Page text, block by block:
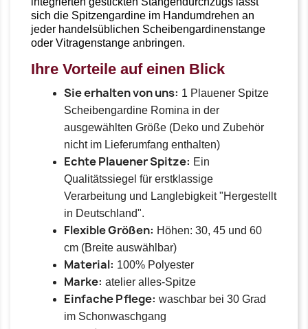
sich die Spitzengardine im Handumdrehen an
jeder handelsüblichen Scheibengardinenstange
oder Vitragenstange anbringen.
Ihre Vorteile auf einen Blick
Sie erhalten von uns: 1 Plauener Spitze
Scheibengardine Romina in der
ausgewählten Größe (Deko und Zubehör
nicht im Lieferumfang enthalten)
Echte Plauener Spitze: Ein
Qualitätssiegel für erstklassige
Verarbeitung und Langlebigkeit "Hergestellt
in Deutschland".
Flexible Größen: Höhen: 30, 45 und 60
cm (Breite auswählbar)
Material: 100% Polyester
Marke: atelier alles-Spitze
Einfache Pflege: waschbar bei 30 Grad
im Schonwaschgang